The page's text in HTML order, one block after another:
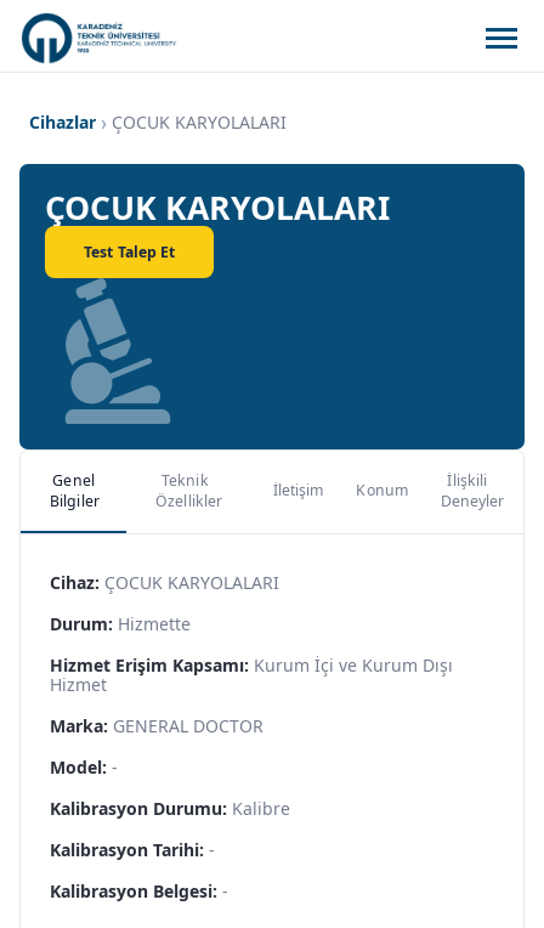
Cihazlar ÇOCUK KARYOLALARI
ÇOCUK KARYOLALARI
Test Talep Et
Genel
Bilgiler
Teknik
Özellikler
İletişim Konum
İlişkili
Deneyler
Cihaz: ÇOCUK KARYOLALARI
Durum: Hizmette
Hizmet Erişim Kapsamı: Kurum İçi ve Kurum Dışı
Hizmet
Marka: GENERAL DOCTOR
Model: -
Kalibrasyon Durumu: Kalibre
Kalibrasyon Tarihi: -
Kalibrasyon Belgesi: -